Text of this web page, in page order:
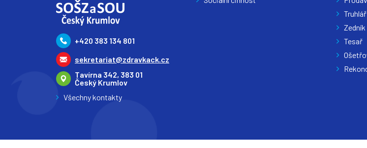
+420 383 134 801
sekretariat@zdravkack.cz
Tavírna 342, 383 01
Český Krumlov
Všechny kontakty
Truhlář
Zedník
Tesař